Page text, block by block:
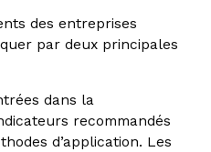
des entreprises
par deux principales
dans la
recommandés
d’application. Les